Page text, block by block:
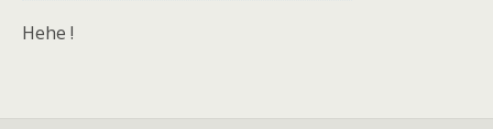
Hehe !